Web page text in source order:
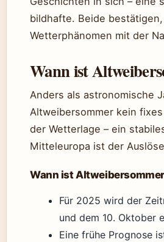
bildhafte. Beide
Wetterphänomen mit der
Wann ist
Anders als astronomische
Altweibersommer kein
der Wetterlage – ein
Mitteleuropa ist der
Wann ist
Für 2025 wird der
und dem 10. Oktober
Eine frühe Prognose